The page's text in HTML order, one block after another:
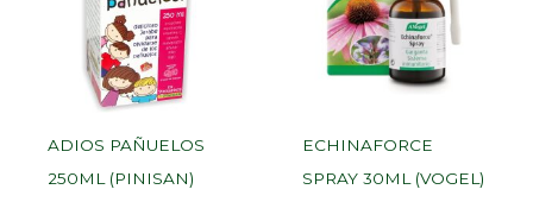
ADIOS PAÑUELOS
250ML (PINISAN)
ECHINAFORCE
SPRAY 30ML (VOGEL)